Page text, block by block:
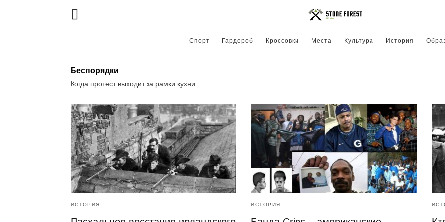
Спорт Гардероб Кроссовки Места Культура История
Беспорядки
Когда протест выходит за рамки кухни.
ИСТОРИЯ ИСТОРИЯ